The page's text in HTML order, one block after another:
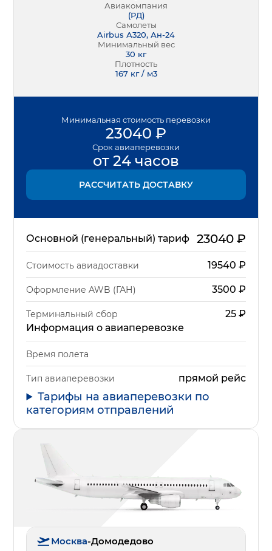
Авиакомпания
(РД)
Самолеты
Airbus А320, Ан-24
Минимальный вес
30 кг
Плотность
167 кг / м3
Минимальная стоимость перевозки
23040 ₽
Срок авиаперевозки
от 24 часов
РАССЧИТАТЬ ДОСТАВКУ
Основной (генеральный) тариф 23040₽
Стоимость авиадоставки 19540 ₽
Оформление AWB (ГАН) 3500 ₽
Терминальный сбор 25₽
Информация о авиаперевозке
Время полета
Тип авиаперевозки прямой рейс
Тарифы на авиаперевозки по
категориям отправлений
Москва-Домодедово